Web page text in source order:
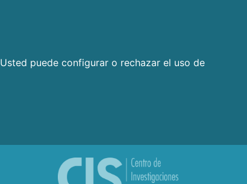
Usted puede configurar o rechazar el uso de